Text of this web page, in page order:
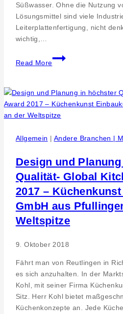
Süßwasser. Ohne die Nutzung
Lösungsmittel sind viele
Leiterplattenfertigung, nicht
wichtig,…
Read More
Umweltstrategie
in
Investition
in
der
Müller
Schaltungsdruck
GmbH
Allgemein | Andere Branchen |
Design und
Qualität- Global
2017 –
GmbH aus
Weltspitze
9. Oktober 2018
Fährt man von Reutlingen in
es sich anzuhalten. In der
Kohl, mit seiner Firma
Sitz. Herr Kohl bietet
Küchenkonzepte an. Jede